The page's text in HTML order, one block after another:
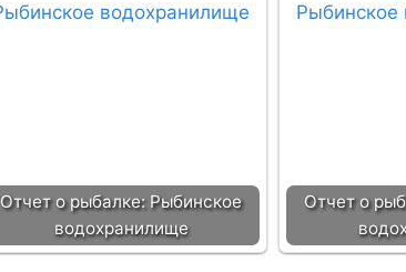
Отчет о рыбалке: Рыбинское
водохранилище
Отчет о